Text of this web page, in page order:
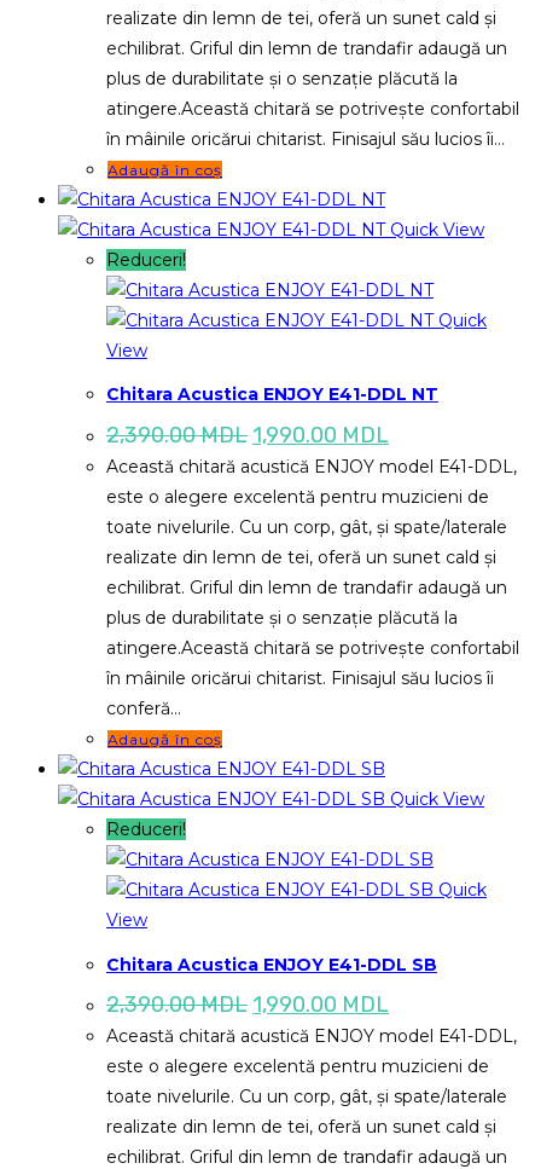
realizate din lemn de tei, oferă un sunet cald și
echilibrat. Griful din lemn de trandafir adaugă un
plus de durabilitate și o senzație plăcută la
atingere.Această chitară se potrivește confortabil
în mâinile oricărui chitarist. Finisajul său lucios îi…
Adaugă în coș
Quick View
Reduceri!
Quick
View
Chitara Acustica ENJOY E41-DDL NT
2,390.00MDL Prețul
inițial
a
fost:
2,390.00 MDL.
1,990.00 MDL
curent
este:
1,990.00 MDL.
Această chitară acustică ENJOY model E41-DDL,
este o alegere excelentă pentru muzicieni de
toate nivelurile. Cu un corp, gât, și spate/laterale
realizate din lemn de tei, oferă un sunet cald și
echilibrat. Griful din lemn de trandafir adaugă un
plus de durabilitate și o senzație plăcută la
atingere.Această chitară se potrivește confortabil
în mâinile oricărui chitarist. Finisajul său lucios îi
conferă…
Adaugă în coș
Quick View
Reduceri!
Quick
View
Chitara Acustica ENJOY E41-DDL SB
2,390.00MDL Prețul
inițial
a
fost:
2,390.00 MDL.
1,990.00 MDL
curent
este:
1,990.00 MDL.
Această chitară acustică ENJOY model E41-DDL,
este o alegere excelentă pentru muzicieni de
toate nivelurile. Cu un corp, gât, și spate/laterale
realizate din lemn de tei, oferă un sunet cald și
echilibrat. Griful din lemn de trandafir adaugă un